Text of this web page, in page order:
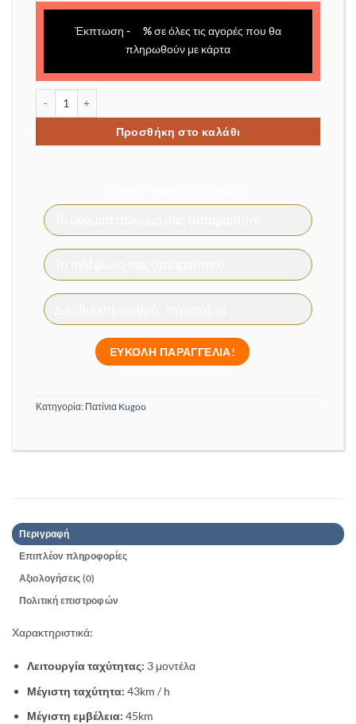
Έκπτωση - %σε όλες τις αγορές που θα
πληρωθούν με κάρτα
Προσθήκη στο καλάθι
Κατηγορία: Πατίνια Kugoo
Περιγραφή
Επιπλέον πληροφορίες
Αξιολογήσεις (0)
Πολιτική επιστροφών
Χαρακτηριστικά:
Λειτουργία ταχύτητας: 3 μοντέλα
Μέγιστη ταχύτητα: 43km / h
Μέγιστη εμβέλεια: 45km